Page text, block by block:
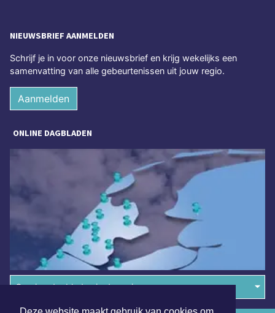
NIEUWSBRIEF AANMELDEN
Schrijf je in voor onze nieuwsbrief en krijg wekelijks een
samenvatting van alle gebeurtenissen uit jouw regio.
Aanmelden
ONLINE DAGBLADEN
Overige dagbladen in de regio